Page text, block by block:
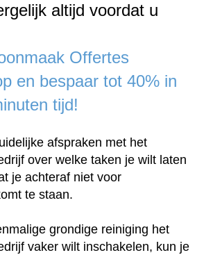
altijd voordat u
Offertes
en bespaar tot 40% in
tijd!
afspraken met het
over welke taken je wilt laten
je achteraf niet voor
te staan.
grondige reiniging het
vaker wilt inschakelen, kun je